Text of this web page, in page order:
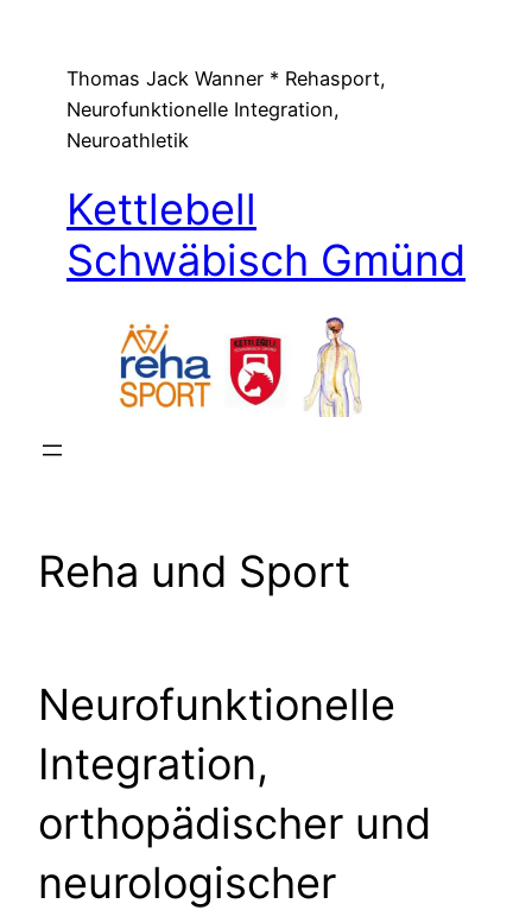
springenThomas Jack Wanner * Rehasport,
Neurofunktionelle Integration,
Neuroathletik
Kettlebell
Schwäbisch Gmünd
Reha und Sport
Neurofunktionelle
Integration,
orthopädischer und
neurologischer